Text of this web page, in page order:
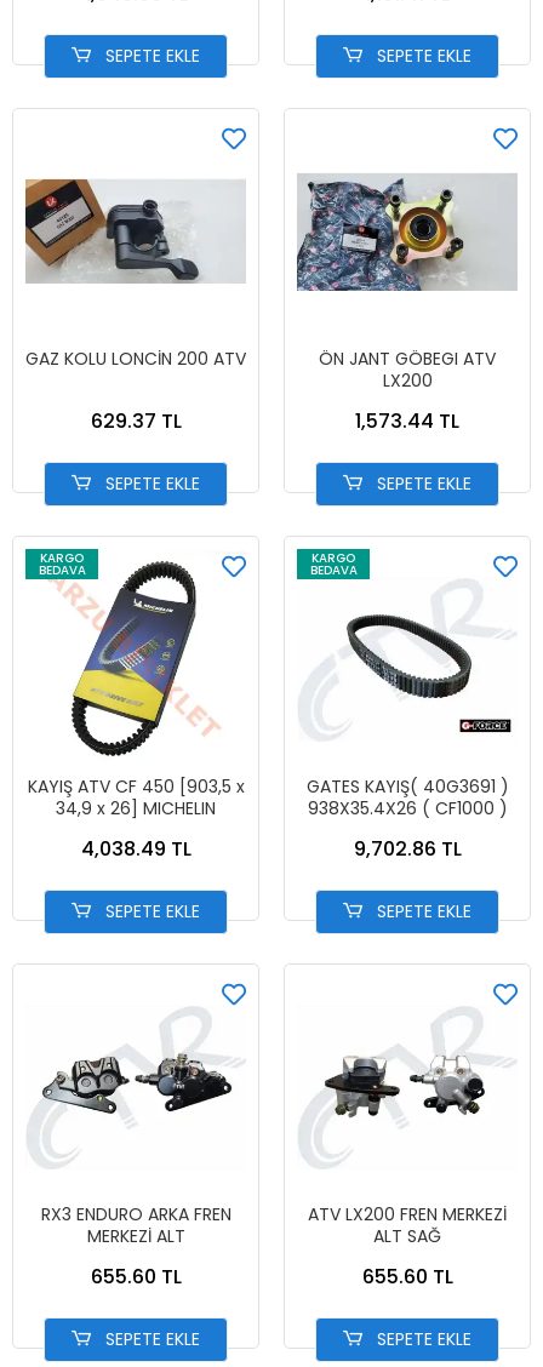
SEPETE EKLE SEPETE EKLE
GAZ KOLU LONCİN 200 ATV
629.37 TL
SEPETE EKLE
ÖN JANT GÖBEGI ATV
LX200
1,573.44 TL
SEPETE EKLE
KARGO
BEDAVA
KAYIŞ ATV CF 450 [903,5 x
34,9 x 26] MICHELIN
4,038.49 TL
SEPETE EKLE
KARGO
BEDAVA
GATES KAYIŞ( 40G3691 )
938X35.4X26 ( CF1000 )
9,702.86 TL
SEPETE EKLE
RX3 ENDURO ARKA FREN
MERKEZİ ALT
655.60 TL
SEPETE EKLE
ATV LX200 FREN MERKEZİ
ALT SAĞ
655.60 TL
SEPETE EKLE